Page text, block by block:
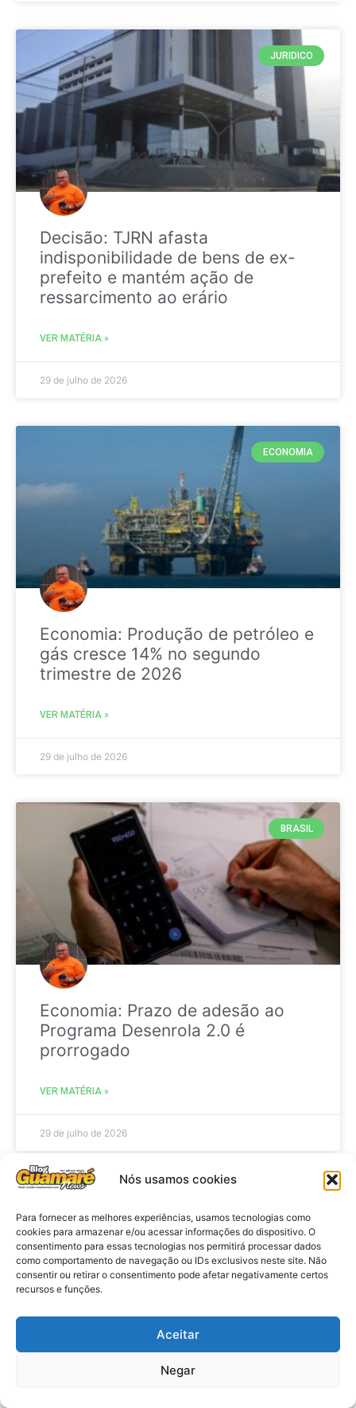
Nós usamos cookies
Para fornecer as melhores experiências, usamos tecnologias como
cookies para armazenar e/ou acessar informações do dispositivo. O
consentimento para essas tecnologias nos permitirá processar dados
como comportamento de navegação ou IDs exclusivos neste site. Não
consentir ou retirar o consentimento pode afetar negativamente certos
recursos e funções.
Aceitar
Negar
JURIDICO
Decisão: TJRN afasta
indisponibilidade de bens de ex-
prefeito e mantém ação de
ressarcimento ao erário
VER MATÉRIA »
29 de julho de 2026
ECONOMIA
Economia: Produção de petróleo e
gás cresce 14% no segundo
trimestre de 2026
VER MATÉRIA »
29 de julho de 2026
BRASIL
Economia: Prazo de adesão ao
Programa Desenrola 2.0 é
prorrogado
VER MATÉRIA »
29 de julho de 2026